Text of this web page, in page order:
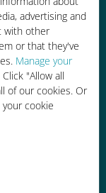
advertising and
with other
or that they've
Manage your
"Allow all
of our cookies. Or
cookie
Ubigi